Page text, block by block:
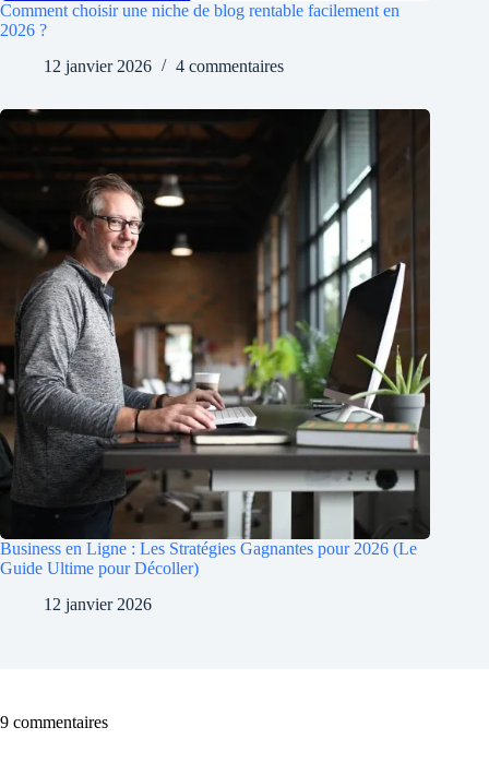
Comment choisir une niche de blog rentable facilement en
2026 ?
12 janvier 2026
4 commentaires
Business en Ligne : Les Stratégies Gagnantes pour 2026 (Le
Guide Ultime pour Décoller)
12 janvier 2026
9 commentaires